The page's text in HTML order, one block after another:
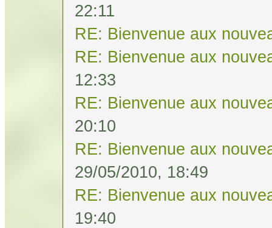
22:11
RE: Bienvenue aux
RE: Bienvenue aux
12:33
RE: Bienvenue aux
20:10
RE: Bienvenue aux
29/05/2010, 18:49
RE: Bienvenue aux
19:40